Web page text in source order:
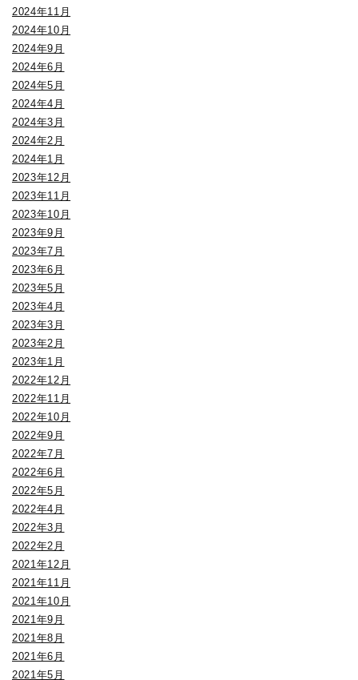
2024年11月
2024年10月
2024年9月
2024年6月
2024年5月
2024年4月
2024年3月
2024年2月
2024年1月
2023年12月
2023年11月
2023年10月
2023年9月
2023年7月
2023年6月
2023年5月
2023年4月
2023年3月
2023年2月
2023年1月
2022年12月
2022年11月
2022年10月
2022年9月
2022年7月
2022年6月
2022年5月
2022年4月
2022年3月
2022年2月
2021年12月
2021年11月
2021年10月
2021年9月
2021年8月
2021年6月
2021年5月